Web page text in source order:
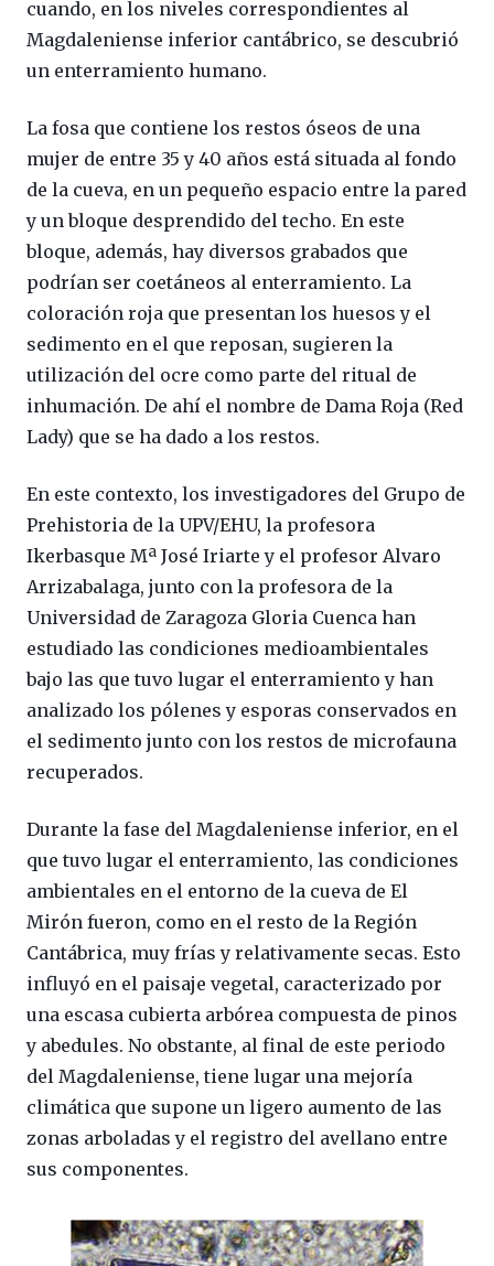
cuando, en los niveles correspondientes al
Magdaleniense inferior cantábrico, se descubrió
un enterramiento humano.
La fosa que contiene los restos óseos de una
mujer de entre 35 y 40 años está situada al fondo
de la cueva, en un pequeño espacio entre la pared
y un bloque desprendido del techo. En este
bloque, además, hay diversos grabados que
podrían ser coetáneos al enterramiento. La
coloración roja que presentan los huesos y el
sedimento en el que reposan, sugieren la
utilización del ocre como parte del ritual de
inhumación. De ahí el nombre de Dama Roja (Red
Lady) que se ha dado a los restos.
En este contexto, los investigadores del Grupo de
Prehistoria de la UPV/EHU, la profesora
Ikerbasque Mª José Iriarte y el profesor Alvaro
Arrizabalaga, junto con la profesora de la
Universidad de Zaragoza Gloria Cuenca han
estudiado las condiciones medioambientales
bajo las que tuvo lugar el enterramiento y han
analizado los pólenes y esporas conservados en
el sedimento junto con los restos de microfauna
recuperados.
Durante la fase del Magdaleniense inferior, en el
que tuvo lugar el enterramiento, las condiciones
ambientales en el entorno de la cueva de El
Mirón fueron, como en el resto de la Región
Cantábrica, muy frías y relativamente secas. Esto
influyó en el paisaje vegetal, caracterizado por
una escasa cubierta arbórea compuesta de pinos
y abedules. No obstante, al final de este periodo
del Magdaleniense, tiene lugar una mejoría
climática que supone un ligero aumento de las
zonas arboladas y el registro del avellano entre
sus componentes.